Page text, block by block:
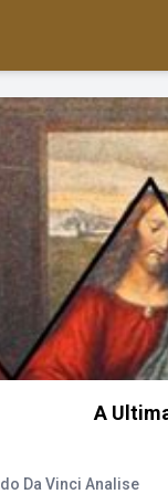
A
Da Vinci Analise